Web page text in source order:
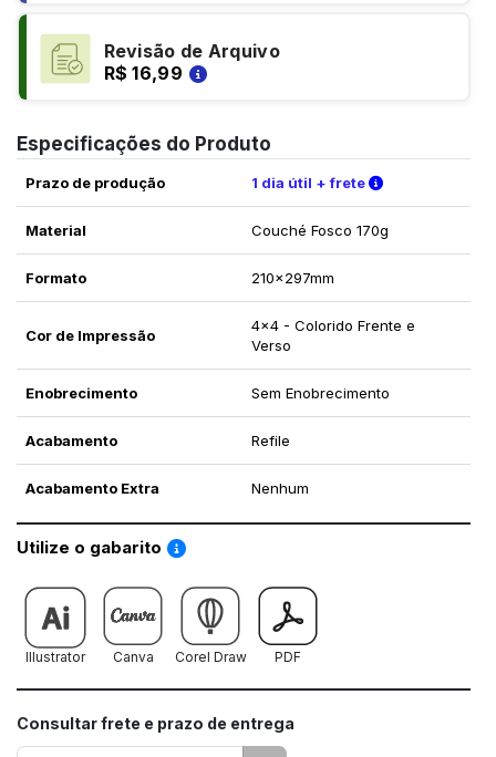
Revisão de Arquivo
R$ 16,99
Especificações do Produto
Prazo de produção 1 dia útil + frete Verifique as
Material Couché Fosco 170g
Formato 210x297mm
Cor de Impressão
4x4 - Colorido Frente e
Verso
Enobrecimento Sem Enobrecimento
Acabamento Refile
Acabamento Extra Nenhum
Utilize o gabarito Saiba como utilizar os nossos gabaritos
Illustrator Canva Corel Draw PDF
Consultar frete e prazo de entrega